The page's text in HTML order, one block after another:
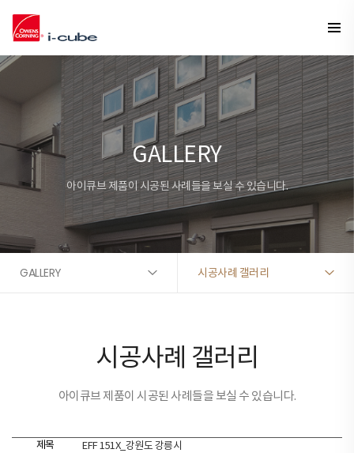
GALLERY
아이큐브 제품이 시공된 사례들을 보실 수 있습니다.
GALLERY 시공사례 갤러리
시공사례 갤러리
아이큐브 제품이 시공된 사례들을 보실 수 있습니다.
제목 EFF 151X_강원도 강릉시